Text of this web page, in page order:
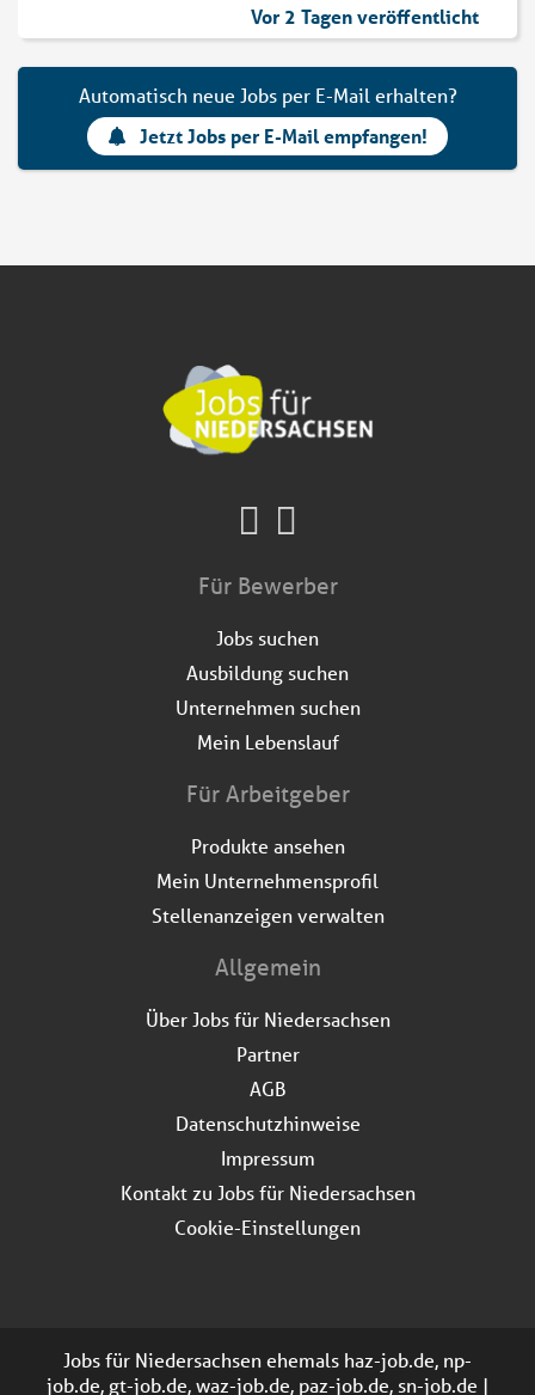
Vor 2 Tagen veröffentlicht
Automatisch neue Jobs per E-Mail erhalten?
Jetzt Jobs per E-Mail empfangen!
Für Bewerber
Jobs suchen
Ausbildung suchen
Unternehmen suchen
Mein Lebenslauf
Für Arbeitgeber
Produkte ansehen
Mein Unternehmensprofil
Stellenanzeigen verwalten
Allgemein
Über Jobs für Niedersachsen
Partner
AGB
Datenschutzhinweise
Impressum
Kontakt zu Jobs für Niedersachsen
Cookie-Einstellungen
Jobs für Niedersachsen ehemals haz-job.de, np-
job.de, gt-job.de, waz-job.de, paz-job.de, sn-job.de |